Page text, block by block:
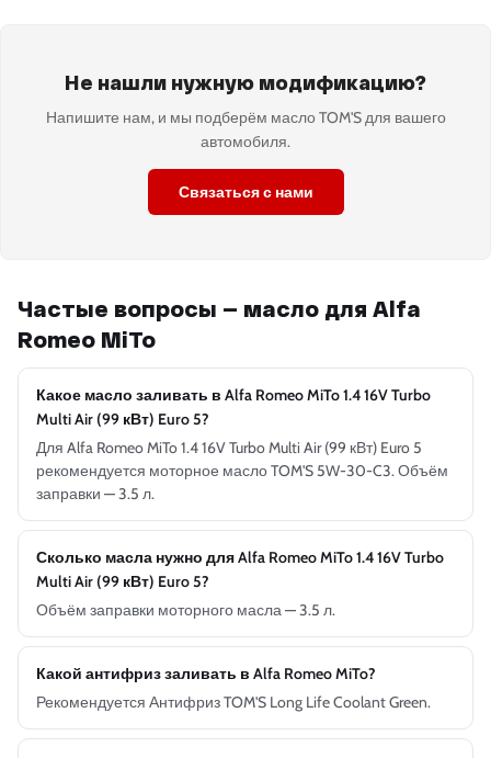
Не нашли нужную модификацию?
Напишите нам, и мы подберём масло TOM'S для вашего
автомобиля.
Связаться с нами
Частые вопросы — масло для Alfa
Romeo MiTo
Какое масло заливать в Alfa Romeo MiTo 1.4 16V Turbo
Multi Air (99 кВт) Euro 5?
Для Alfa Romeo MiTo 1.4 16V Turbo Multi Air (99 кВт) Euro 5
рекомендуется моторное масло TOM'S 5W-30-C3. Объём
заправки — 3.5 л.
Сколько масла нужно для Alfa Romeo MiTo 1.4 16V Turbo
Multi Air (99 кВт) Euro 5?
Объём заправки моторного масла — 3.5 л.
Какой антифриз заливать в Alfa Romeo MiTo?
Рекомендуется Антифриз TOM'S Long Life Coolant Green.